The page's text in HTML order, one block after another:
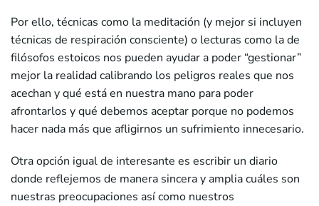
Por ello, técnicas como la meditación (y mejor si incluyen
técnicas de respiración consciente) o lecturas como la de
filósofos estoicos nos pueden ayudar a poder “gestionar”
mejor la realidad calibrando los peligros reales que nos
acechan y qué está en nuestra mano para poder
afrontarlos y qué debemos aceptar porque no podemos
hacer nada más que afligirnos un sufrimiento innecesario.
Otra opción igual de interesante es escribir un diario
donde reflejemos de manera sincera y amplia cuáles son
nuestras preocupaciones así como nuestros